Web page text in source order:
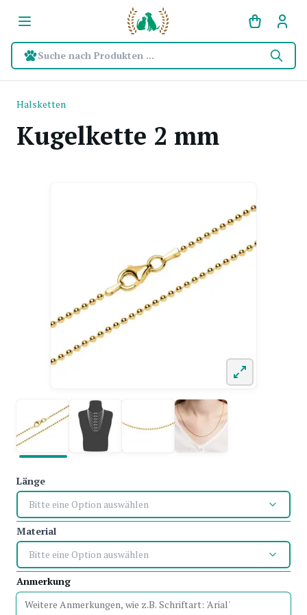
Suche nach Produkten ...
Halsketten
Kugelkette 2 mm
Länge
Bitte eine Option auswählen
Material
Bitte eine Option auswählen
Anmerkung